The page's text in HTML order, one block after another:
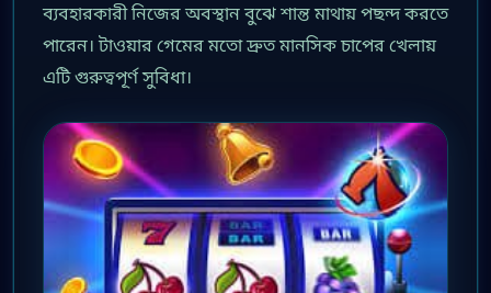
ব্যবহারকারী নিজের অবস্থান বুঝে শান্ত মাথায় পছন্দ করতে
পারেন। টাওয়ার গেমের মতো দ্রুত মানসিক চাপের খেলায়
এটি গুরুত্বপূর্ণ সুবিধা।